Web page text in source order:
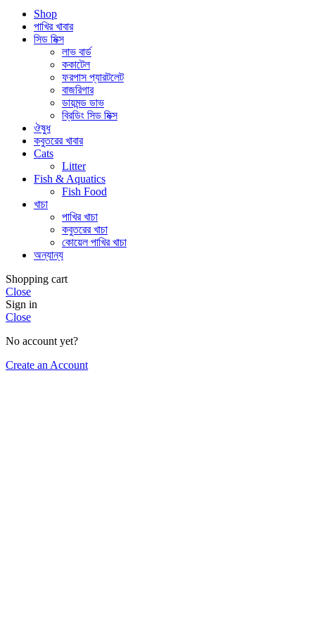
Shop
পাখির খাবার
সিড মিক্স
লাভ বার্ড
ককাটেল
ফরপাস প্যারটলেট
বাজরিগার
ডায়মন্ড ডাভ
ব্রিডিং সিড মিক্স
ঔষুধ
কবুতরের খাবার
Cats
Litter
Fish & Aquatics
Fish Food
খাচা
পাখির খাচা
কবুতরের খাচা
কোয়েল পাখির খাচা
অন্যান্য
Shopping cart
Close
Sign in
Close
No account yet?
Create an Account